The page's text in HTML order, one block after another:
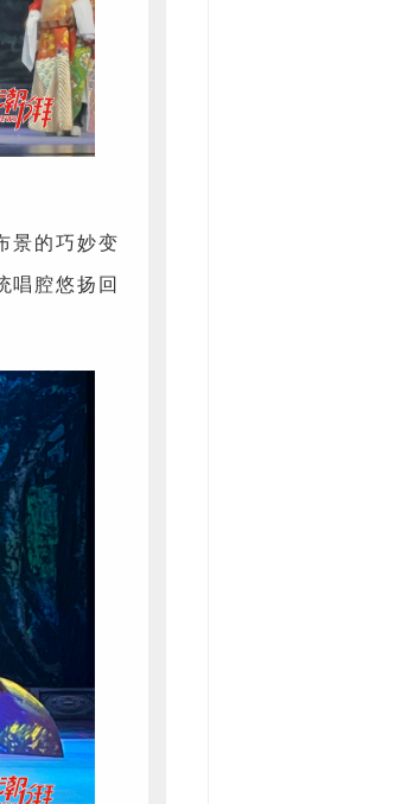
景的巧妙变
唱腔悠扬回